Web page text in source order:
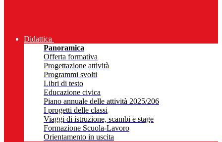
Didattica
Panoramica
Offerta formativa
Progettazione attività
Programmi svolti
Libri di testo
Educazione civica
Piano annuale delle attività 2025/206
I progetti delle classi
Viaggi di istruzione, scambi e stage
Formazione Scuola-Lavoro
Orientamento in uscita